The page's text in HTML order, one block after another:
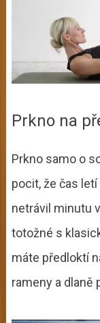
Prkno na
Prkno samo o
pocit, že čas
netrávil minutu
totožné s
máte předloktí
rameny a dlaně